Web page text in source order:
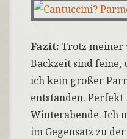
Fazit: Trotz
Backzeit sind feine,
ich kein großer
entstanden.
Winterabende. Ich
im Gegensatz zu